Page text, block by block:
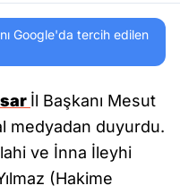
Google'da tercih edilen
İl Başkanı Mesut
medyadan duyurdu.
ve İnna İleyhi
(Hakime